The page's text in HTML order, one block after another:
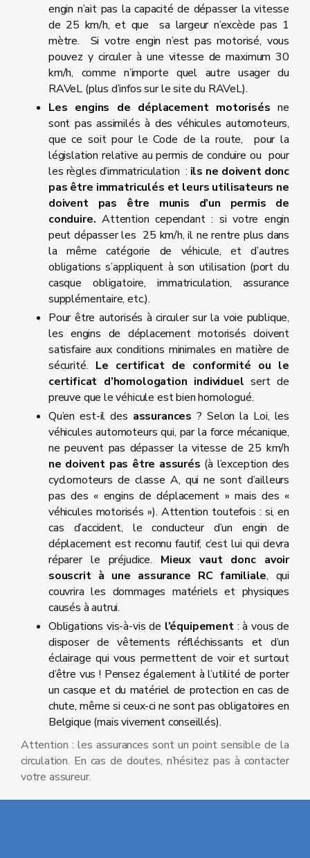
engin n’ait pas la capacité de dépasser la vitesse
de 25 km/h, et que sa largeur n’excède pas 1
mètre. Si votre engin n’est pas motorisé, vous
pouvez y circuler à une vitesse de maximum 30
km/h, comme n’importe quel autre usager du
RAVeL (plus d’infos sur le site du RAVeL).
Les engins de déplacement motorisés ne
sont pas assimilés à des véhicules automoteurs,
que ce soit pour le Code de la route, pour la
législation relative au permis de conduire ou pour
les règles d’immatriculation : ils ne doivent donc
pas être immatriculés et leurs utilisateurs ne
doivent pas être munis d’un permis de
conduire. Attention cependant : si votre engin
peut dépasser les 25 km/h, il ne rentre plus dans
la même catégorie de véhicule, et d’autres
obligations s’appliquent à son utilisation (port du
casque obligatoire, immatriculation, assurance
supplémentaire, etc.).
Pour être autorisés à circuler sur la voie publique,
les engins de déplacement motorisés doivent
satisfaire aux conditions minimales en matière de
sécurité. Le certificat de conformité ou le
certificat d’homologation individuel sert de
preuve que le véhicule est bien homologué.
Qu’en est-il des assurances? Selon la Loi, les
véhicules automoteurs qui, par la force mécanique,
ne peuvent pas dépasser la vitesse de 25 km/h
ne doivent pas être assurés (à l’exception des
cyclomoteurs de classe A, qui ne sont d’ailleurs
pas des « engins de déplacement » mais des «
véhicules motorisés »). Attention toutefois : si, en
cas d’accident, le conducteur d’un engin de
déplacement est reconnu fautif, c’est lui qui devra
réparer le préjudice. Mieux vaut donc avoir
souscrit à une assurance RC familiale, qui
couvrira les dommages matériels et physiques
causés à autrui.
Obligations vis-à-vis de l’équipement: à vous de
disposer de vêtements réfléchissants et d’un
éclairage qui vous permettent de voir et surtout
d’être vus ! Pensez également à l’utilité de porter
un casque et du matériel de protection en cas de
chute, même si ceux-ci ne sont pas obligatoires en
Belgique (mais vivement conseillés).
Attention : les assurances sont un point sensible de la
circulation. En cas de doutes, n’hésitez pas à contacter
votre assureur.